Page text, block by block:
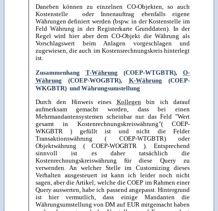
Daneben können zu einzelnen CO-Objekten, so auch
Kostenstelle oder Innenauftrag ebenfalls eigene
Währungen definiert werden (bspw. in der Kostenstelle im
Feld Währung in der Registerkarte Grunddaten). In der
Regel wird hier aber dem CO-Objekt die Währung als
Vorschlagswert beim Anlagen vorgeschlagen und
zugewiesen, die auch im Kostensrechnungskreis hinterlegt
ist.
Zusammenhang T-Währung (COEP-WTGBTR),O-
Währung (COEP-WOGBTR), K-Währung (COEP-
WKGBTR) und Währungsumstellung
Durch den Hinweis eines Kollegenbin ich darauf
aufmerksam gemacht worden, dass bei einen
Mehrmandantensystemen scheinbar nur das Feld "Wert
gesamt in Kostenrechnungskreiswährung"( COEP-
WKGBTR ) gefüllt ist und nicht die Felder
Transaktionswährung ( COEP-WTGBTR) oder
Objektwährung ( COEP-WOGBTR ). Entsprechend
sinnvoll ist es daher tatsächlich die
Kostenrechnungskreiswährung für diese Query zu
verwenden. An welcher Stelle im Customizing dieses
Verhalten ausgesteuert ist kann ich leider noch nicht
sagen, aber die Artikel, welche die COEP im Rahmen einer
Query auswerten, habe ich passend angepasst. Hintergrund
ist hier vermutlich, dass einige Mandanten die
Währungsumstellung von DM auf EUR mitgemacht haben